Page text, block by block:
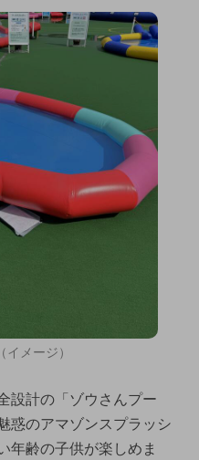
メージ）
設計の「ゾウさんプー
惑のアマゾンスプラッシ
年齢の子供が楽しめま